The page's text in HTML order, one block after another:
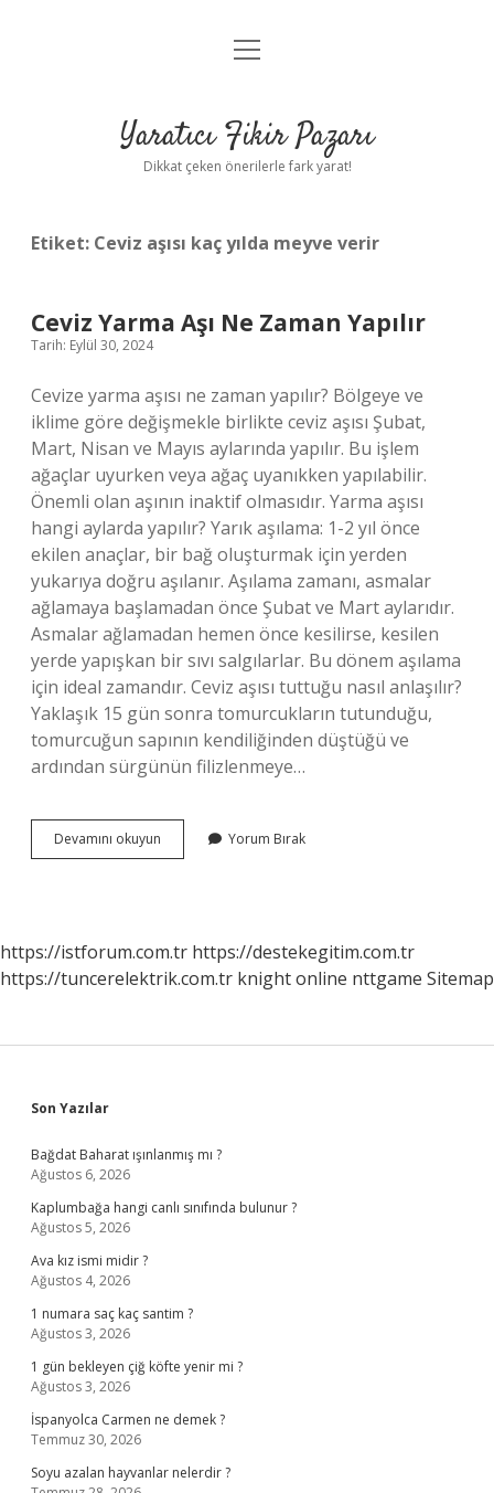
Anasayfa
Yasal Uyarı
menüyü
Yaratıcı Fikir Pazarı
Dikkat çeken önerilerle fark yarat!
Etiket: Ceviz aşısı kaç yılda meyve verir
Ceviz Yarma Aşı Ne Zaman Yapılır
Tarih: Eylül 30, 2024
Cevize yarma aşısı ne zaman yapılır? Bölgeye ve
iklime göre değişmekle birlikte ceviz aşısı Şubat,
Mart, Nisan ve Mayıs aylarında yapılır. Bu işlem
ağaçlar uyurken veya ağaç uyanıkken yapılabilir.
Önemli olan aşının inaktif olmasıdır. Yarma aşısı
hangi aylarda yapılır? Yarık aşılama: 1-2 yıl önce
ekilen anaçlar, bir bağ oluşturmak için yerden
yukarıya doğru aşılanır. Aşılama zamanı, asmalar
ağlamaya başlamadan önce Şubat ve Mart aylarıdır.
Asmalar ağlamadan hemen önce kesilirse, kesilen
yerde yapışkan bir sıvı salgılarlar. Bu dönem aşılama
için ideal zamandır. Ceviz aşısı tuttuğu nasıl anlaşılır?
Yaklaşık 15 gün sonra tomurcukların tutunduğu,
tomurcuğun sapının kendiliğinden düştüğü ve
ardından sürgünün filizlenmeye…
Devamını okuyun
Yarma
Yorum Bırak
https://istforum.com.tr https://destekegitim.com.tr
https://tuncerelektrik.com.tr knight online nttgame Sitemap
Sidebar
Son Yazılar
Bağdat Baharat ışınlanmış mı ?
Ağustos 6, 2026
Kaplumbağa hangi canlı sınıfında bulunur ?
Ağustos 5, 2026
Ava kız ismi midir ?
Ağustos 4, 2026
1 numara saç kaç santim ?
Ağustos 3, 2026
1 gün bekleyen çiğ köfte yenir mi ?
Ağustos 3, 2026
İspanyolca Carmen ne demek ?
Temmuz 30, 2026
Soyu azalan hayvanlar nelerdir ?